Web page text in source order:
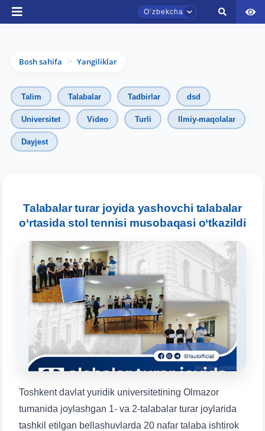
Oʼzbekcha
Bosh sahifa > Yangiliklar
Talim Talabalar Tadbirlar dsd
Universitet Video Turli Ilmiy-maqolalar
Dayjest
Talabalar turar joyida yashovchi talabalar
o‘rtasida stol tennisi musobaqasi o‘tkazildi
Toshkent davlat yuridik universitetining Olmazor
tumanida joylashgan 1- va 2-talabalar turar joylarida
tashkil etilgan bellashuvlarda 20 nafar talaba ishtirok
TDYU qabul murojaatlari chati
Onlayn
Qabul bo'yicha murojaatlaringizni ushbu
chatda qoldiring.
Mavzuni tanlang — keyin shu mavzudagi aniq
savollar chiqadi:
1. Hujjatlar (bakalavr) (5)
3. Suhbat (bakalavr) (8) 4. Suhbat (magistr) (5)
5. To'lov-kontrakt (2) 6. Elektron ariza (16)
7. Call-center (4)
9. Magistratura kvotasi (4) ✉️ Adminga yozish